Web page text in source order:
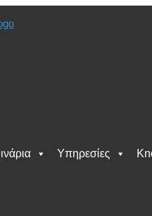
Υπηρεσίες